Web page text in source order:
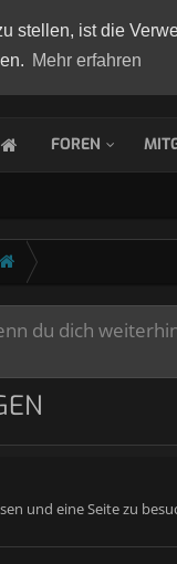
stellen, ist die
Mehr erfahren
FOREN
du dich
und eine Seite zu